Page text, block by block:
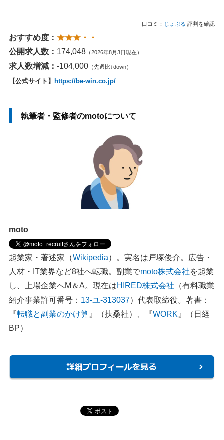
口コミ： じょぶる 評判を確認
おすすめ度： ★★★・・
公開求人数： 174,048 （2026年8月3日現在）
求人数増減： -104,000 （先週比↓down）
【公式サイト】 https://be-win.co.jp/
執筆者・監修者のmotoについて
moto
起業家・著述家（Wikipedia）。実名は戸塚俊介。広告・
人材・IT業界など8社へ転職。副業でmoto株式会社を起業
し、上場企業へM＆A。現在はHIRED株式会社 （有料職業
紹介事業許可番号： 13-ユ-313037）代表取締役。著書：
『転職と副業のかけ算 』（扶桑社）、『WORK 』（日経
BP）